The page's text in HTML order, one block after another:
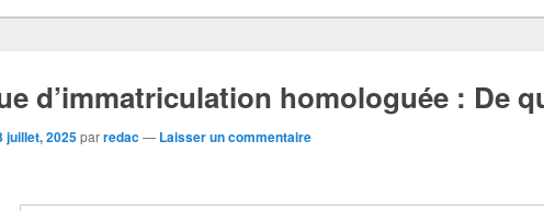
d’immatriculation homologuée : De
juillet, 2025parredac— Laisser un commentaire